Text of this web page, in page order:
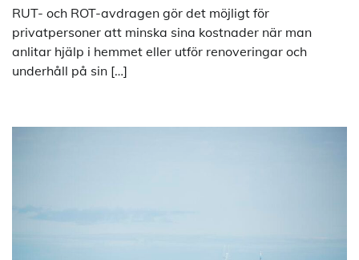
RUT- och ROT-avdragen gör det möjligt för
privatpersoner att minska sina kostnader när man
anlitar hjälp i hemmet eller utför renoveringar och
underhåll på sin […]